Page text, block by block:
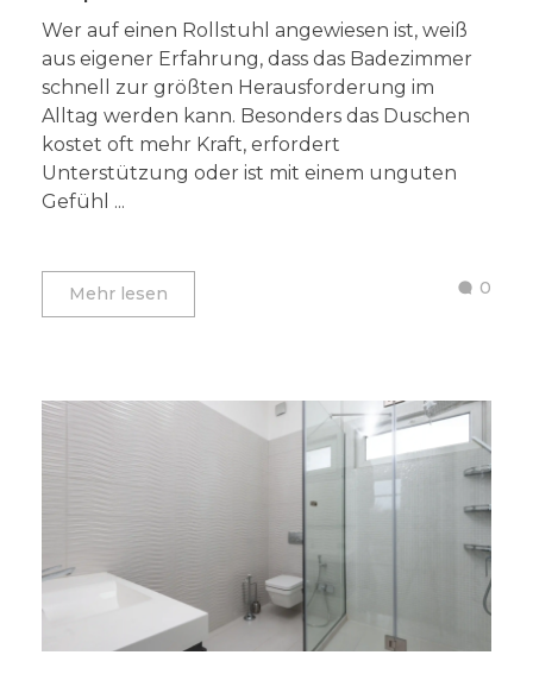
Wer auf einen Rollstuhl angewiesen ist, weiß
aus eigener Erfahrung, dass das Badezimmer
schnell zur größten Herausforderung im
Alltag werden kann. Besonders das Duschen
kostet oft mehr Kraft, erfordert
Unterstützung oder ist mit einem unguten
Gefühl ...
Mehr lesen 0